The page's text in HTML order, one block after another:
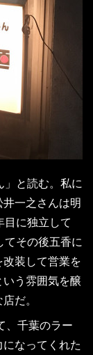
と読む。私に
一之さんは明
に独立して
てその後五香に
装して営業を
う雰囲気を醸
だ。
、千葉のラー
なってくれた